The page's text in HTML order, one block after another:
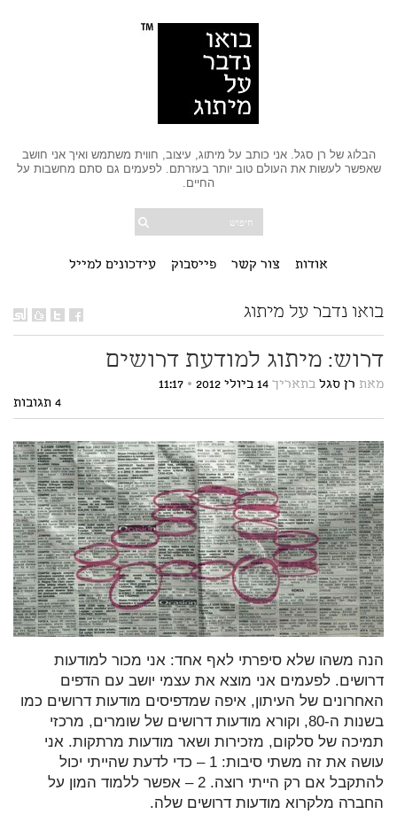
הבלוג של רן סגל. אני כותב על מיתוג, עיצוב, חווית משתמש ואיך אני חושב
שאפשר לעשות את העולם טוב יותר בעזרתם. לפעמים גם סתם מחשבות על
החיים.
אודות צור קשר פייסבוק עידכונים למייל
בואו נדבר על מיתוג
דרוש: מיתוג למודעת דרושים
מאת רן סגל בתאריך 14 ביולי 2012 •
11:17
4 תגובות
הנה משהו שלא סיפרתי לאף אחד: אני מכור למודעות
דרושים. לפעמים אני מוצא את עצמי יושב עם הדפים
האחרונים של העיתון, איפה שמדפיסים מודעות דרושים כמו
בשנות ה-80, וקורא מודעות דרושים של שומרים, מרכזי
תמיכה של סלקום, מזכירות ושאר מודעות מרתקות. אני
עושה את זה משתי סיבות: 1 – כדי לדעת שהייתי יכול
להתקבל אם רק הייתי רוצה. 2 – אפשר ללמוד המון על
החברה מלקרוא מודעות דרושים שלה.